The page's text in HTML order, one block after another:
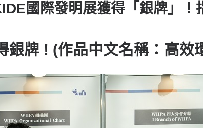
國際發明展獲得「銀牌」！
牌 ! (作品中文名稱：高效